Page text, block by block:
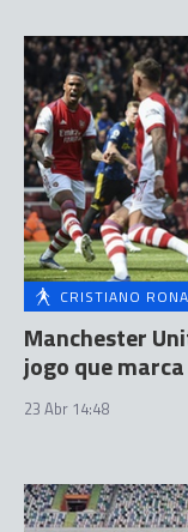
CRISTIANO
Manchester
jogo que
23 Abr 14:48